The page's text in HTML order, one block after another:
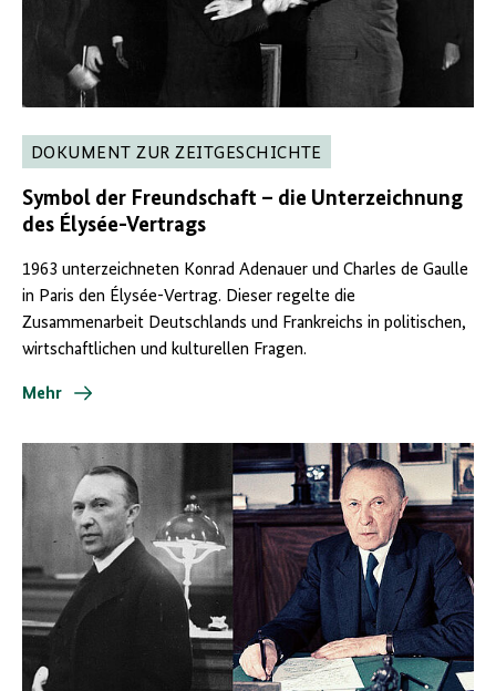
DOKUMENT ZUR ZEITGESCHICHTE
Symbol der Freundschaft – die Unterzeichnung
des Élysée-Vertrags
1963 unterzeichneten Konrad Adenauer und Charles de Gaulle
in Paris den Élysée-Vertrag. Dieser regelte die
Zusammenarbeit Deutschlands und Frankreichs in politischen,
wirtschaftlichen und kulturellen Fragen.
Mehr